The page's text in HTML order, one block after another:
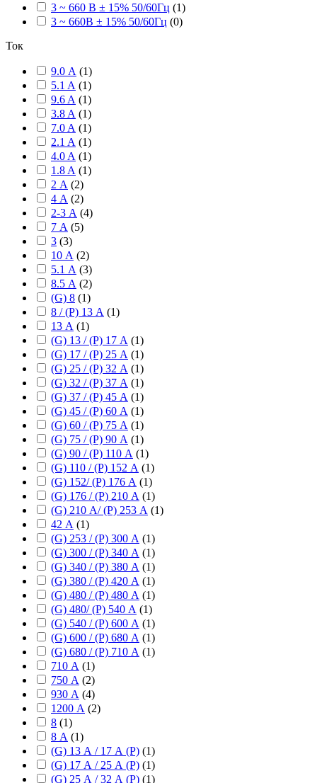
3 ~ 660 В ± 15% 50/60Гц (1)
3 ~ 660В ± 15% 50/60Гц (0)
Ток
9.0 А (1)
5.1 A (1)
9.6 A (1)
3.8 A (1)
7.0 A (1)
2.1 A (1)
4.0 A (1)
1.8 A (1)
2 А (2)
4 А (2)
2-3 А (4)
7 А (5)
3 (3)
10 А (2)
5.1 А (3)
8.5 А (2)
(G) 8 (1)
8 / (P) 13 А (1)
13 А (1)
(G) 13 / (P) 17 А (1)
(G) 17 / (P) 25 А (1)
(G) 25 / (P) 32 А (1)
(G) 32 / (P) 37 А (1)
(G) 37 / (P) 45 А (1)
(G) 45 / (P) 60 А (1)
(G) 60 / (P) 75 А (1)
(G) 75 / (P) 90 А (1)
(G) 90 / (P) 110 А (1)
(G) 110 / (P) 152 А (1)
(G) 152/ (P) 176 А (1)
(G) 176 / (P) 210 А (1)
(G) 210 А/ (P) 253 А (1)
42 А (1)
(G) 253 / (P) 300 А (1)
(G) 300 / (P) 340 А (1)
(G) 340 / (P) 380 А (1)
(G) 380 / (P) 420 А (1)
(G) 480 / (P) 480 А (1)
(G) 480/ (P) 540 А (1)
(G) 540 / (P) 600 А (1)
(G) 600 / (P) 680 А (1)
(G) 680 / (P) 710 А (1)
710 А (1)
750 А (2)
930 А (4)
1200 А (2)
8 (1)
8 А (1)
(G) 13 А / 17 А (P) (1)
(G) 17 А / 25 А (P) (1)
(G) 25 А / 32 А (P) (1)